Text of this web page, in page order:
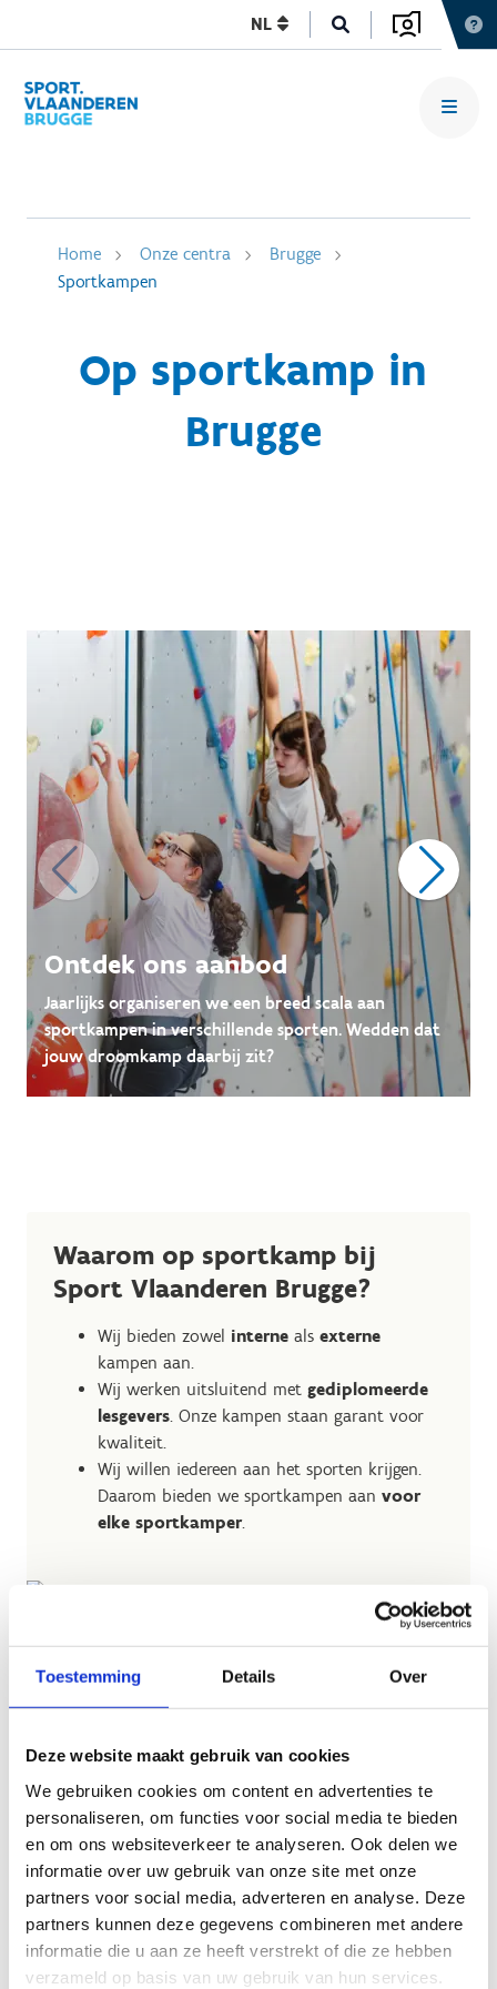
Toestemming Details Over
Deze website maakt gebruik van cookies
We gebruiken cookies om content en advertenties te
personaliseren, om functies voor social media te bieden
en om ons websiteverkeer te analyseren. Ook delen we
informatie over uw gebruik van onze site met onze
partners voor social media, adverteren en analyse. Deze
partners kunnen deze gegevens combineren met andere
informatie die u aan ze heeft verstrekt of die ze hebben
verzameld op basis van uw gebruik van hun services.
NL
Home Onze centra
Brugge
Sportkampen
Op sportkamp in
Brugge
Ontdek ons aanbod
Jaarlijks organiseren we een breed scala aan
sportkampen in verschillende sporten. Wedden dat
jouw droomkamp daarbij zit?
Waarom op sportkamp bij
Sport Vlaanderen Brugge?
Wij bieden zowel interne als externe
kampen aan.
Wij werken uitsluitend met gediplomeerde
lesgevers. Onze kampen staan garant voor
kwaliteit.
Wij willen iedereen aan het sporten krijgen.
Daarom bieden we sportkampen aan voor
elke sportkamper.